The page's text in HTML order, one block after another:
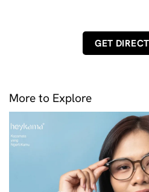
GET
More to Explore